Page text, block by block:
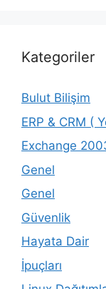
Kategoriler
Bulut Bilişim
ERP & CRM (
Exchange
Genel
Genel
Güvenlik
Hayata Dair
İpuçları